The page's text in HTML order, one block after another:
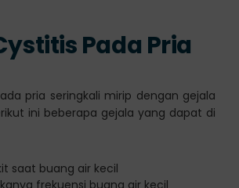
Pada Pria
pria seringkali mirip dengan gejala
ini beberapa gejala yang dapat di
saat buang air kecil
frekuensi buang air kecil